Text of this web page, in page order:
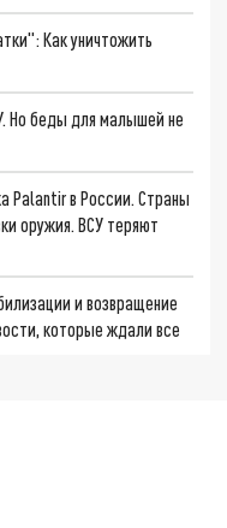
Как уничтожить
Но беды для малышей не
Palantir в России. Страны
оружия. ВСУ теряют
и возвращение
которые ждали все